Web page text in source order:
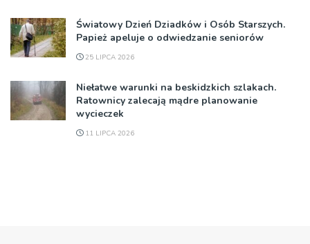
Światowy Dzień Dziadków i Osób Starszych.
Papież apeluje o odwiedzanie seniorów
25 LIPCA 2026
Niełatwe warunki na beskidzkich szlakach.
Ratownicy zalecają mądre planowanie
wycieczek
11 LIPCA 2026